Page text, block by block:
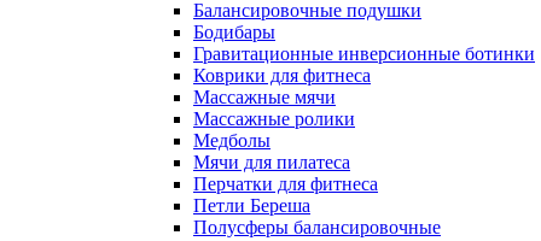
Балансировочные подушки
Бодибары
Гравитационные инверсионные ботинки
Коврики для фитнеса
Массажные мячи
Массажные ролики
Медболы
Мячи для пилатеса
Перчатки для фитнеса
Петли Береша
Полусферы балансировочные